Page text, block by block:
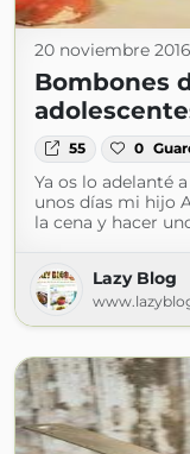
20 noviembre 2016
Bombones
55 0
Ya os lo adelanté
unos días mi hijo
la cena y hacer
Lazy Blog